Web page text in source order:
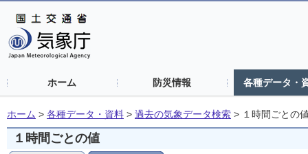
ホーム 防災情報 各種データ・
ホーム > 各種データ・資料 > 過去の気象データ検索 > １時間ごとの
１時間ごとの値